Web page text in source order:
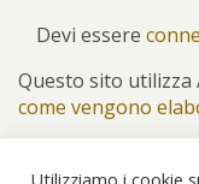
Devi essere
Questo sito utilizza
come vengono